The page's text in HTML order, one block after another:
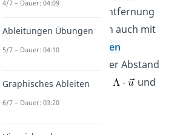
können wir die Entfernung
zweier paralleler Geraden auch mit
denLotfußpunktverfahren
berechnen. Gesucht ist der Abstand
der Geraden
und
4/7 – Dauer: 04:09
Ableitungen Übungen
5/7 – Dauer: 04:10
Graphisches Ableiten
6/7 – Dauer: 03:20